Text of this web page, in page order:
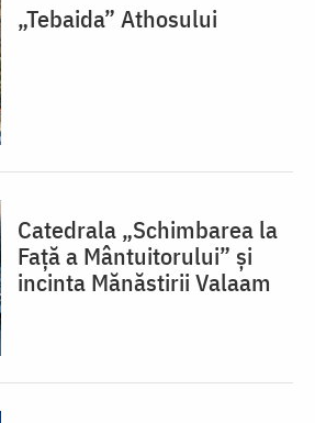
„Tebaida” Athosului
Catedrala „Schimbarea la
Față a Mântuitorului” și
incinta Mănăstirii Valaam